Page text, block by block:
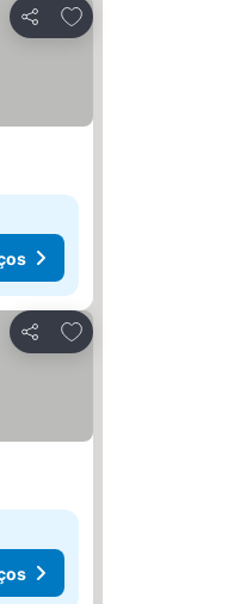
Partilhar
Adicionar aos
Partilhar
Adicionar aos